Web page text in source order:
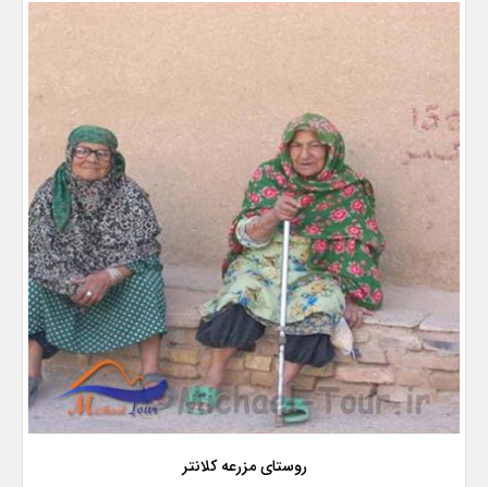
روستای مزرعه کلانتر